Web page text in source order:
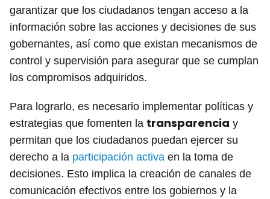
garantizar que los ciudadanos tengan acceso a la
información sobre las acciones y decisiones de sus
gobernantes, así como que existan mecanismos de
control y supervisión para asegurar que se cumplan
los compromisos adquiridos.
Para lograrlo, es necesario implementar políticas y
estrategias que fomenten la transparencia y
permitan que los ciudadanos puedan ejercer su
derecho a la participación activa en la toma de
decisiones. Esto implica la creación de canales de
comunicación efectivos entre los gobiernos y la